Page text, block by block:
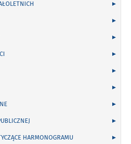
HARMONOGRAMU